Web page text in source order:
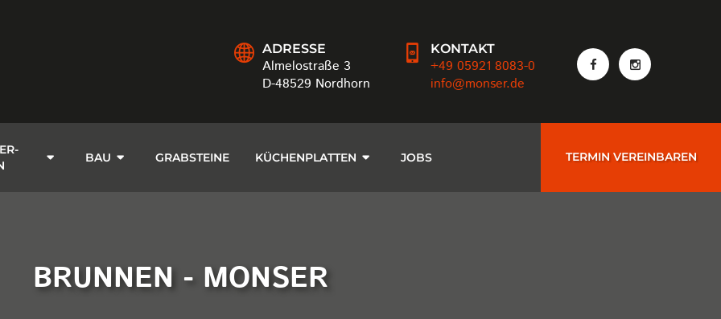
ADRESSE
Almelostraße 3
D-48529 Nordhorn
KONTAKT
+49 05921 8083-0
info@monser.de
BAU GRABSTEINE KÜCHENPLATTEN JOBS TERMIN VEREINBAREN
BRUNNEN - MONSER